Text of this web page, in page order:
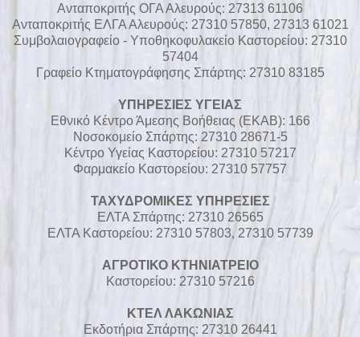
Ανταποκριτής ΟΓΑ Αλευρούς: 27313 61106
Ανταποκριτής ΕΛΓΑ Αλευρούς: 27310 57850, 27313 61021
Συμβολαιογραφείο - Υποθηκοφυλακείο Καστορείου: 27310
57404
Γραφείο Κτηματογράφησης Σπάρτης: 27310 83185
ΥΠΗΡΕΣΙΕΣ ΥΓΕΙΑΣ
Εθνικό Κέντρο Άμεσης Βοήθειας (ΕΚΑΒ): 166
Νοσοκομείο Σπάρτης: 27310 28671-5
Κέντρο Υγείας Καστορείου: 27310 57217
Φαρμακείο Καστορείου: 27310 57757
ΤΑΧΥΔΡΟΜΙΚΕΣ ΥΠΗΡΕΣΙΕΣ
ΕΛΤΑ Σπάρτης: 27310 26565
ΕΛΤΑ Καστορείου: 27310 57803, 27310 57739
ΑΓΡΟΤΙΚΟ ΚΤΗΝΙΑΤΡΕΙΟ
Καστορείου: 27310 57216
ΚΤΕΛ ΛΑΚΩΝΙΑΣ
Εκδοτήρια Σπάρτης: 27310 26441